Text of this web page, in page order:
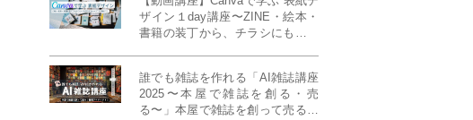
ザイン１day講座〜ZINE・絵本・
書籍の装丁から、チラシにも活か
誰でも雑誌を作れる「AI雑誌講座
2025〜本屋で雑誌を創る・売
る〜」本屋で雑誌を創って売る！